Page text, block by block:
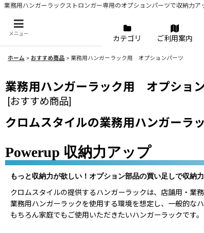
業務用ハンガーラックストロンガー専用のオプションパーツで収納力ア
メニュー
カテゴリ ご利用案内
ホーム > おすすめ商品 > 業務用ハンガーラック用 オプションパーツ
業務用ハンガーラック用 オプショ
[おすすめ商品]
クロムスタイルの業務用ハンガーラ
Powerup 収納力アップ
もっと収納力が欲しい！オプション部品の買い足しで収納力
クロムスタイルの提供するハンガーラックは、店舗用・業
業務用ハンガーラックを使用する環境を想定し、一般的な
もちろん家庭でもご使用いただきたいハンガーラックです。